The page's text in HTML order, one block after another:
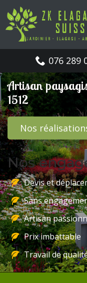
076 289
Artisan
1512
Nos
Nos
Devis et
Sans
Artisan
Prix imbattable
Travail de